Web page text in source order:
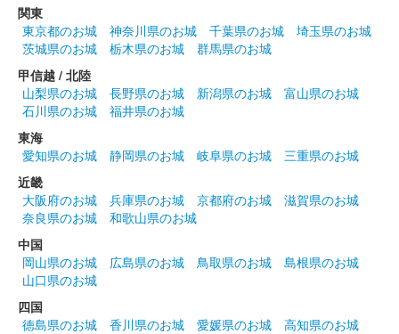
関東
東京都のお城
神奈川県のお城 千葉県のお城
埼玉県のお城
茨城県のお城
栃木県のお城
群馬県のお城
甲信越 / 北陸
山梨県のお城
長野県のお城 新潟県のお城
富山県のお城
石川県のお城
福井県のお城
東海
愛知県のお城
静岡県のお城 岐阜県のお城
三重県のお城
近畿
大阪府のお城
兵庫県のお城 京都府のお城
滋賀県のお城
奈良県のお城
和歌山県のお城
中国
岡山県のお城
広島県のお城 鳥取県のお城
島根県のお城
山口県のお城
四国
徳島県のお城
香川県のお城 愛媛県のお城
高知県のお城